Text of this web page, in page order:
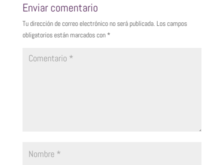
Enviar comentario
Tu dirección de correo electrónico no será publicada. Los campos
obligatorios están marcados con *